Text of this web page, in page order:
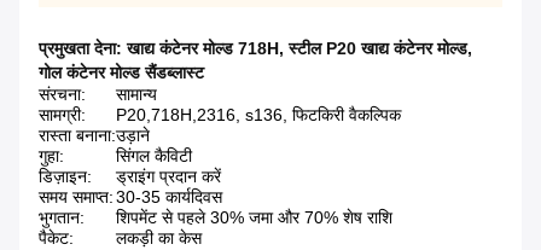
प्रमुखता देना:खाद्य कंटेनर मोल्ड 718H,स्टील P20 खाद्य कंटेनर मोल्ड,
गोल कंटेनर मोल्ड सैंडब्लास्ट
संरचना:
सामान्य
सामग्री:
P20,718H,2316, s136, फिटकिरी वैकल्पिक
रास्ता बनाना:उड़ाने
गुहा:
सिंगल कैविटी
डिज़ाइन:
ड्राइंग प्रदान करें
समय समाप्त:30-35 कार्यदिवस
भुगतान:
शिपमेंट से पहले 30% जमा और 70% शेष राशि
पैकेट:
लकड़ी का केस